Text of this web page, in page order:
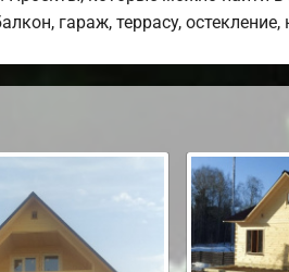
гараж, террасу,